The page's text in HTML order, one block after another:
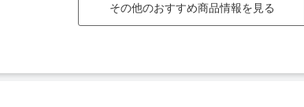
その他のおすすめ商品情報を見る